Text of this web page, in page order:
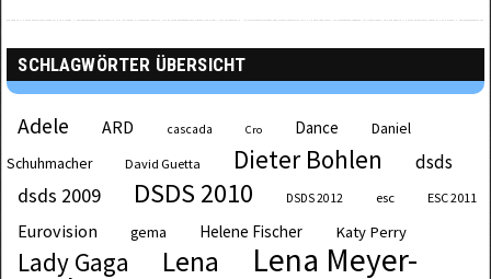
SCHLAGWÖRTER ÜBERSICHT
Adele ARD cascada Cro Dance
Daniel
Schuhmacher
David Guetta Dieter Bohlen dsds
dsds 2009 DSDS 2010 DSDS 2012 esc ESC 2011
Eurovision gema Helene Fischer Katy Perry
Lady Gaga Lena Lena Meyer-